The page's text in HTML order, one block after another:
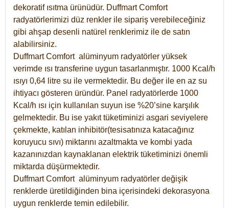
dekoratif ısıtma ürünüdür. Duffmart Comfort
radyatörlerimizi düz renkler ile sipariş verebileceğiniz
gibi ahşap desenli natürel renklerimiz ile de satın
alabilirsiniz.
Duffmart Comfort alüminyum radyatörler yüksek
verimde ısı transferine uygun tasarlanmıştır. 1000 Kcal/h
ısıyı 0,64 litre su ile vermektedir. Bu değer ile en az su
ihtiyacı gösteren üründür. Panel radyatörlerde 1000
Kcal/h ısı için kullanılan suyun ise %20’sine karşılık
gelmektedir. Bu ise yakıt tüketiminizi asgari seviyelere
çekmekte, katılan inhibitör(tesisatınıza katacağınız
koruyucu sıvı) miktarını azaltmakta ve kombi yada
kazanınızdan kaynaklanan elektrik tüketiminizi önemli
miktarda düşürmektedir.
Duffmart Comfort alüminyum radyatörler değişik
renklerde üretildiğinden bina içerisindeki dekorasyona
uygun renklerde temin edilebilir.